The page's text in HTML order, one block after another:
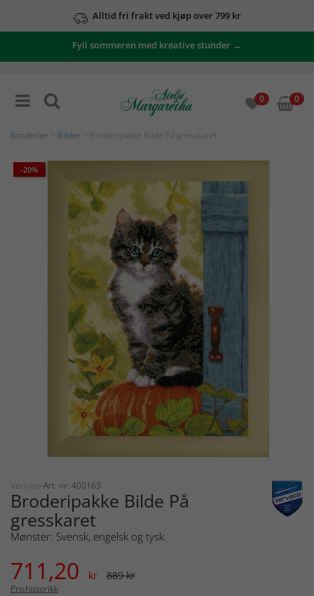
Alltid fri frakt ved kjøp over 799 kr
Fyll sommeren med kreative stunder →
0 0
Broderier Bilder > Broderipakke Bilde På gresskaret
-20%
Vervaco Art. nr: 400163
Broderipakke Bilde På
gresskaret
Mønster: Svensk, engelsk og tysk.
711,20 kr 889 kr
Prishistorikk